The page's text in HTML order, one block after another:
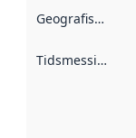
Geografisk avgrensning
Tidsmessig avgrensning